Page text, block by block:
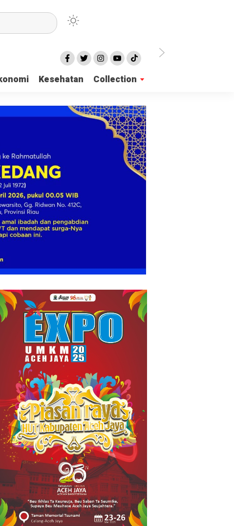
Kesehatan Collection
Dayah
137 Surat Suara Rusak